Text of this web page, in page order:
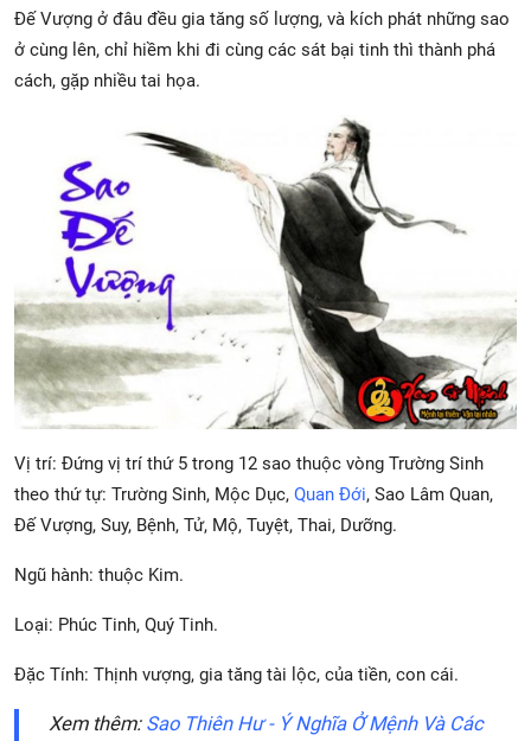
Đế Vượng ở đâu đều gia tăng số lượng, và kích phát những sao
ở cùng lên, chỉ hiềm khi đi cùng các sát bại tinh thì thành phá
cách, gặp nhiều tai họa.
Vị trí: Đứng vị trí thứ 5 trong 12 sao thuộc vòng Trường Sinh
theo thứ tự: Trường Sinh, Mộc Dục, Quan Đới, Sao Lâm Quan,
Đế Vượng, Suy, Bệnh, Tử, Mộ, Tuyệt, Thai, Dưỡng.
Ngũ hành: thuộc Kim.
Loại: Phúc Tinh, Quý Tinh.
Đặc Tính: Thịnh vượng, gia tăng tài lộc, của tiền, con cái.
Xem thêm: Sao Thiên Hư - Ý Nghĩa Ở Mệnh Và Các